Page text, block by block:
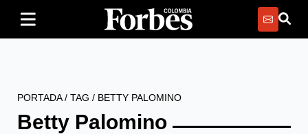
PORTADA/ TAG / BETTY PALOMINO
Betty Palomino